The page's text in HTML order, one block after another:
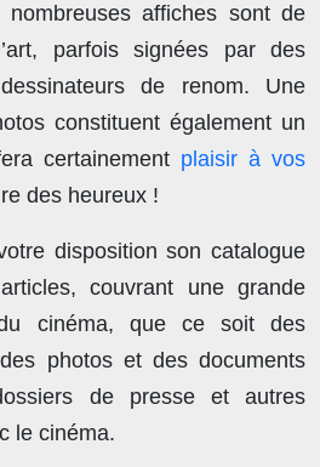
nombreuses affiches sont de
parfois signées par des
de renom. Une
constituent également un
certainement plaisir à vos
des heureux !
disposition son catalogue
, couvrant une grande
cinéma, que ce soit des
photos et des documents
de presse et autres
le cinéma.